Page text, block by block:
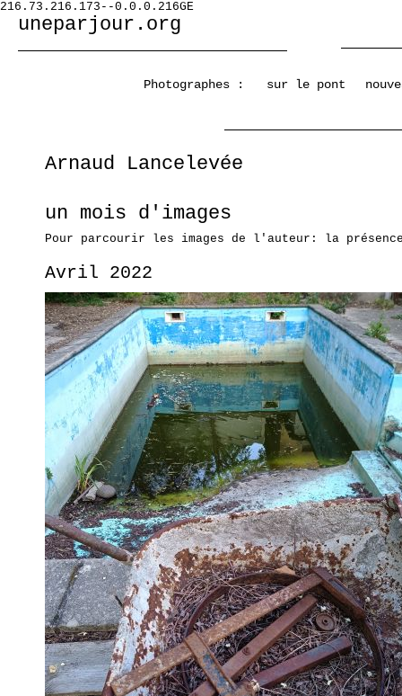
216.73.216.173--0.0.0.216GE
uneparjour.org
Photographes : sur le pont
Arnaud Lancelevée
un mois d'images
Pour parcourir les images de l'auteur: la
Avril 2022